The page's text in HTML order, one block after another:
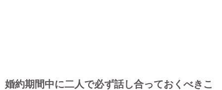
婚約期間中に二人で必ず話し合っておくべきこ